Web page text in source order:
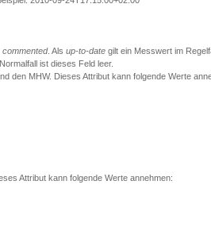
commented. Als up-to-date gilt ein Messwert im
ist dieses Feld leer.
den MHW. Dieses Attribut kann folgende Werte
Attribut kann folgende Werte annehmen: